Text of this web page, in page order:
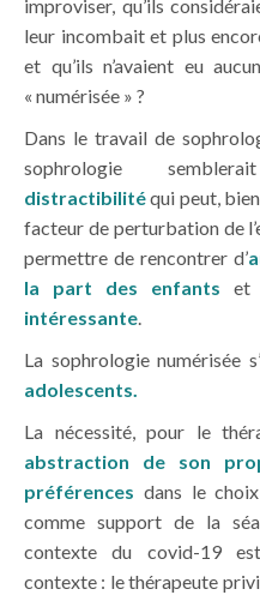
improviser, qu’ils
leur incombait et plus
et qu’ils n’avaient eu
« numérisée » ?
Dans le travail de
sophrologie
distractibilitéqui peut,
facteur de perturbation de
permettre de rencontrer d’
la part des enfants et
intéressante.
La sophrologie numérisée
adolescents.
La nécessité, pour le
abstraction de son
préférences dans le
comme support de la
contexte du covid-19
contexte : le thérapeute